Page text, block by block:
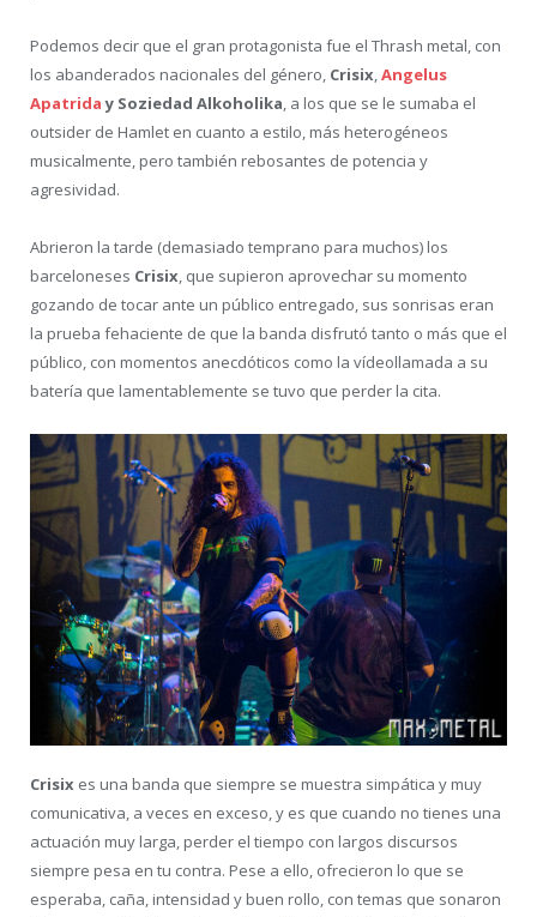
Podemos decir que el gran protagonista fue el Thrash metal, con
los abanderados nacionales del género, Crisix Angelus
Apatriday Soziedad Alkoholika , a los que se le sumaba el
outsider de Hamlet en cuanto a estilo, más heterogéneos
musicalmente, pero también rebosantes de potencia y
agresividad.
Abrieron la tarde (demasiado temprano para muchos) los
barceloneses Crisix, que supieron aprovechar su momento
gozando de tocar ante un público entregado, sus sonrisas eran
la prueba fehaciente de que la banda disfrutó tanto o más que el
público, con momentos anecdóticos como la vídeollamada a su
batería que lamentablemente se tuvo que perder la cita.
Crisix es una banda que siempre se muestra simpática y muy
comunicativa, a veces en exceso, y es que cuando no tienes una
actuación muy larga, perder el tiempo con largos discursos
siempre pesa en tu contra. Pese a ello, ofrecieron lo que se
esperaba, caña, intensidad y buen rollo, con temas que sonaron